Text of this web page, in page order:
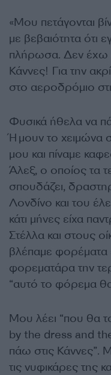
«Μου πετάγονται
με βεβαιότητα ότι
πλήρωσα. Δεν έχω
Κάννες! Για την
στο αεροδρόμιο
Φυσικά ήθελα να
Ήμουν το χειμώνα
μου και πίναμε
Άλεξ, ο οποίος τα
σπουδάζει,
Λονδίνο και του
κάτι μήνες είχα
Στέλλα και στους
βλέπαμε φορέματα
φορεματάρα την
“αυτό το φόρεμα
Μου λέει “που θα
by the dress and
πάω στις Κάννες”.
τις νυφικάρες της